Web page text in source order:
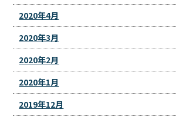
2020年4月
2020年3月
2020年2月
2020年1月
2019年12月